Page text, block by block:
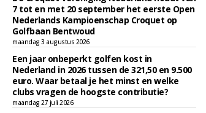
7 tot en met 20 september het eerste Open
Nederlands Kampioenschap Croquet op
Golfbaan Bentwoud
maandag 3 augustus 2026
Een jaar onbeperkt golfen kost in
Nederland in 2026 tussen de 321,50 en 9.500
euro. Waar betaal je het minst en welke
clubs vragen de hoogste contributie?
maandag 27 juli 2026